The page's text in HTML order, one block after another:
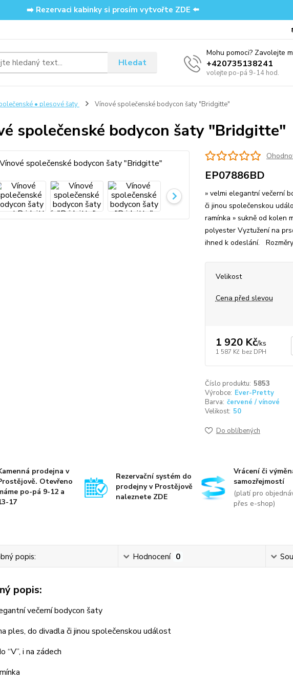
➡️ Rezervaci kabinky si prosím vytvořte ZDE ⬅️
Hledat
Mohu pomoci? Zavolejte
‭+420735138241
volejte po-pá 9-14 hod.
• plesové šaty Vínové společenské bodycon šaty "Bridgitte"
společenské bodycon šaty "Bridgitte"
EP07886BD
» velmi elegantní večerní
či jinou společenskou
ramínka » sukně od kolen
polyester Vyztužení na
ihned k odeslání.
Velikost
Cena před slevou
1 920 Kč/ks
1 587 Kč bez DPH
Číslo produktu: 5853
Výrobce: Ever-Pretty
Barva: červené / vínové
Velikost: 50
Do oblíbených
prodejna v
Otevřeno
po-pá 9-12 a
17
Rezervační systém do
prodejny v Prostějově
naleznete ZDE
Vrácení či
samozřejmostí
(platí pro
přes e-shop)
popis: Hodnocení 0
popis:
večerní bodycon šaty
ples, do divadla či jinou společenskou událost
“V”, i na zádech